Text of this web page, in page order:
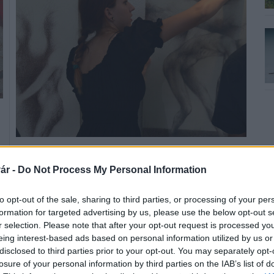
- Do Not Process My Personal Information
opt-out of the sale, sharing to third parties, or processing of your
for targeted advertising by us, please use the below opt-out
selection. Please note that after your opt-out request is processed
interest-based ads based on personal information utilized by us
to third parties prior to your opt-out. You may separately
of your personal information by third parties on the IAB’s list of
Kaposváron, amelyet október 2-ig nézhetnek meg a
Rövidesen bezár a kiállítás, ne szalaszza el!
2024.08.28
Kultúra